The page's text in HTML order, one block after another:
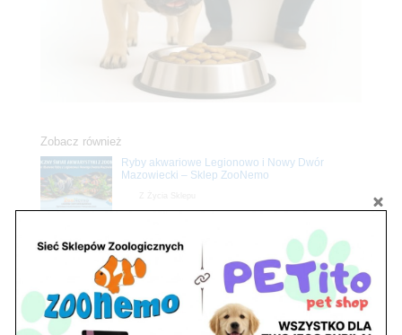
Zobacz również
Ryby akwariowe Legionowo i Nowy Dwór
Mazowiecki – Sklep ZooNemo
Z Życia Sklepu
rośliny akwariowe w ZooNemo – Legionowo i
Nowy Dwór Mazowiecki
Upały wracają! Zadbaj o komfort swojego pupila
z matami chłodzącymi ZooNemo